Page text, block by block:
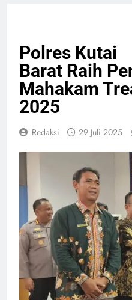
Polres Kutai
Barat Raih
Mahakam
2025
Redaksi 29 Juli 2025